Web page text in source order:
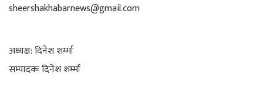
sheershakhabarnews@gmail.com
अध्यक्ष: दिनेश शर्म्मा
सम्पादकः दिनेश शर्म्मा